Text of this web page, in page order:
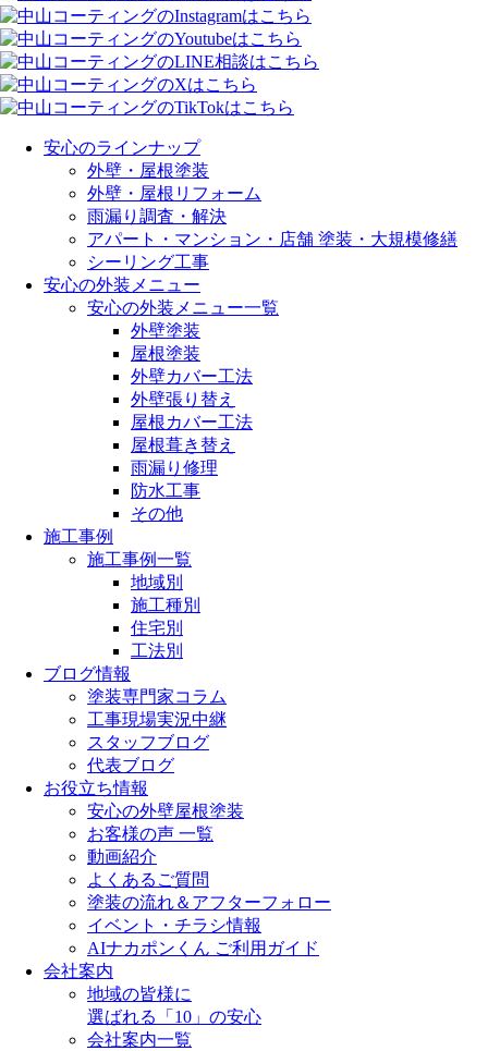
安心のラインナップ
外壁・屋根塗装
外壁・屋根リフォーム
雨漏り調査・解決
アパート・マンション・店舗 塗装・大規模修繕
シーリング工事
安心の外装メニュー
安心の外装メニュー一覧
外壁塗装
屋根塗装
外壁カバー工法
外壁張り替え
屋根カバー工法
屋根葺き替え
雨漏り修理
防水工事
その他
施工事例
施工事例一覧
地域別
施工種別
住宅別
工法別
ブログ情報
塗装専門家コラム
工事現場実況中継
スタッフブログ
代表ブログ
お役立ち情報
安心の外壁屋根塗装
お客様の声 一覧
動画紹介
よくあるご質問
塗装の流れ＆アフターフォロー
イベント・チラシ情報
AIナカポンくん ご利用ガイド
会社案内
地域の皆様に
選ばれる「10」の安心
会社案内一覧